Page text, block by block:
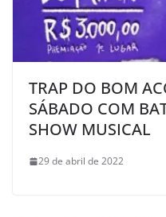
TRAP DO BOM
SÁBADO COM
SHOW MUSICAL
29 de abril de 2022